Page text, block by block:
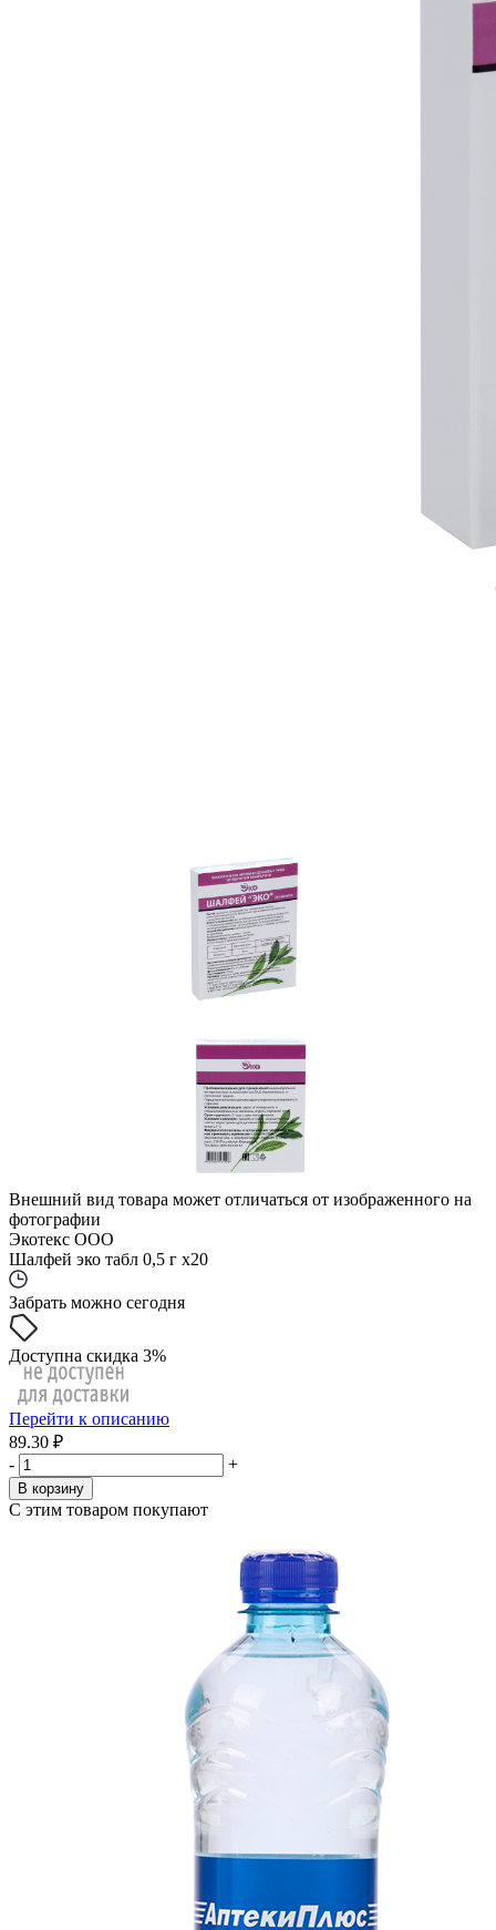
Внешний вид товара может отличаться от изображенного на
фотографии
Экотекс ООО
Шалфей эко табл 0,5 г x20
Забрать можно сегодня
Доступна скидка 3%
Перейти к описанию
89.30 ₽
-
+
В корзину
С этим товаром покупают